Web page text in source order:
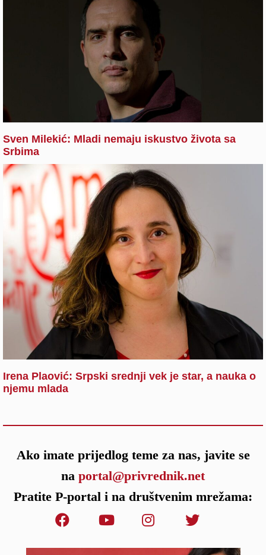
Sven Milekić: Mladi nemaju iskustvo života sa
Srbima
Irena Plaović: Srpski srednji vek je star, a nauka o
njemu mlada
Ako imate prijedlog teme za nas, javite se
na portal@privrednik.net
Pratite P-portal i na društvenim mrežama: